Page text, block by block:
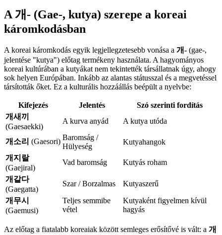
A 개- (Gae-, kutya) szerepe a koreai
káromkodásban
A koreai káromkodás egyik legjellegzetesebb vonása a 개- (gae-,
jelentése "kutya") előtag termékeny használata. A hagyományos
koreai kultúrában a kutyákat nem tekintették társállatnak úgy, ahogy
sok helyen Európában. Inkább az alantas státusszal és a megvetéssel
társították őket. Ez a kulturális hozzáállás beépült a nyelvbe:
Kifejezés Jelentés
Szó szerinti fordítás
개새끼
(Gaesaekki)
A kurva anyád A kutya utóda
개소리 (Gaesori) Baromság /
Hülyeség
Kutyahangok
개지랄
(Gaejiral)
Vad baromság
Kutyás roham
개같다
(Gaegatta)
Szar / Borzalmas
Kutyaszerű
개무시
(Gaemusi)
Teljes semmibe
vétel
Kutyaként figyelmen kívül
hagyás
Az előtag a fiatalabb koreaiak között semleges erősítővé is vált: a 개